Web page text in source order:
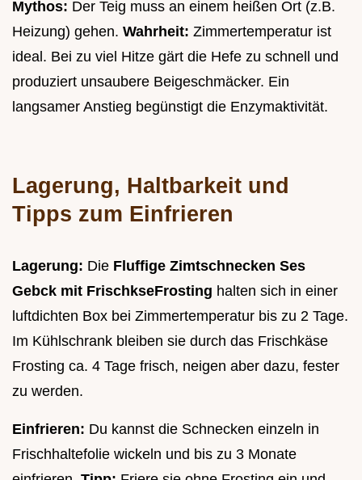
Mythos: Der Teig muss an einem heißen Ort (z.B.
Heizung) gehen. Wahrheit: Zimmertemperatur ist
ideal. Bei zu viel Hitze gärt die Hefe zu schnell und
produziert unsaubere Beigeschmäcker. Ein
langsamer Anstieg begünstigt die Enzymaktivität.
Lagerung, Haltbarkeit und
Tipps zum Einfrieren
Lagerung: Die Fluffige Zimtschnecken Ses
Gebck mit FrischkseFrosting halten sich in einer
luftdichten Box bei Zimmertemperatur bis zu 2 Tage.
Im Kühlschrank bleiben sie durch das Frischkäse
Frosting ca. 4 Tage frisch, neigen aber dazu, fester
zu werden.
Einfrieren: Du kannst die Schnecken einzeln in
Frischhaltefolie wickeln und bis zu 3 Monate